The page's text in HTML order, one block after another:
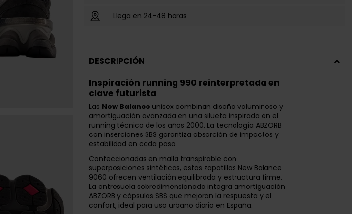
Llega en 24-48 horas
DESCRIPCIÓN
Inspiración running 990 reinterpretada en
clave futurista
Las New Balance unisex combinan diseño voluminoso y
amortiguación avanzada en una silueta inspirada en el
running técnico de los años 2000. La tecnología ABZORB
con inserciones SBS garantiza absorción de impactos y
estabilidad en cada paso.
Confeccionadas en malla transpirable con
superposiciones sintéticas, estas zapatillas New Balance
9060 ofrecen ventilación equilibrada y estructura firme.
La entresuela sobredimensionada integra amortiguación
ABZORB y cápsulas SBS que mejoran la respuesta y el
confort, ideal para uso urbano diario en España.